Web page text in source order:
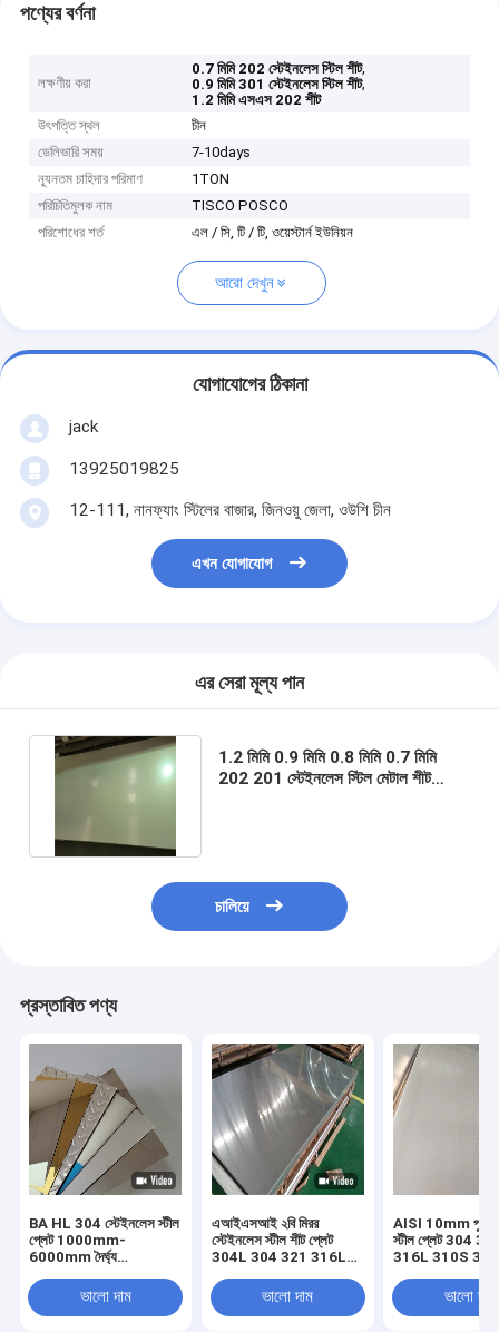
পণ্যের বর্ণনা
লক্ষণীয় করা
0.7 মিমি 202 স্টেইনলেস স্টিল শীট,
0.9 মিমি 301 স্টেইনলেস স্টিল শীট,
1.2 মিমি এসএস 202 শীট
উৎপত্তি স্থল
চীন
ডেলিভারি সময়
7-10days
ন্যূনতম চাহিদার পরিমাণ
1TON
পরিচিতিমুলক নাম
TISCO POSCO
পরিশোধের শর্ত
এল / সি, টি / টি, ওয়েস্টার্ন ইউনিয়ন
আরো দেখুন
যোগাযোগের ঠিকানা
jack
13925019825
12-111, নানফ্যাং স্টিলের বাজার, জিনওয়ু জেলা, ওউশি চীন
এখন যোগাযোগ
এর সেরা মূল্য পান
1.2 মিমি 0.9 মিমি 0.8 মিমি 0.7 মিমি
202 201 স্টেইনলেস স্টিল মেটাল শীট
চালিয়ে
প্রস্তাবিত পণ্য
BA HL 304 স্টেইনলেস স্টীল
প্লেট 1000mm-
6000mm দৈর্ঘ্য
ভালো দাম
এআইএসআই ২বি মিরর
স্টেইনলেস স্টীল শীট প্লেট
304L 304 321 316L
100mmভালো দাম
AISI 10mm পুরু
স্টীল প্লেট 304
316L 310S
ভালো দাম